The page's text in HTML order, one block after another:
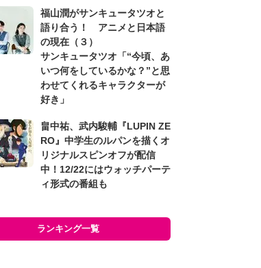
福山潤がサンキュータツオと
語り合う！ アニメと日本語
の現在（３）
サンキュータツオ「“今頃、あ
いつ何をしているかな？”と思
わせてくれるキャラクターが
好き」
畠中祐、武内駿輔『LUPIN ZE
RO』中学生のルパンを描くオ
リジナルスピンオフが配信
中！12/22にはウォッチパーテ
ィ形式の番組も
ランキング一覧